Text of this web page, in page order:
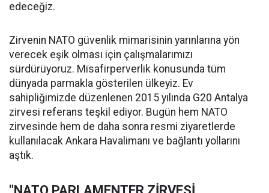
edeceğiz.
Zirvenin NATO güvenlik mimarisinin yarınlarına yön
verecek eşik olması için çalışmalarımızı
sürdürüyoruz. Misafirperverlik konusunda tüm
dünyada parmakla gösterilen ülkeyiz. Ev
sahipliğimizde düzenlenen 2015 yılında G20 Antalya
zirvesi referans teşkil ediyor. Bugün hem NATO
zirvesinde hem de daha sonra resmi ziyaretlerde
kullanılacak Ankara Havalimanı ve bağlantı yollarını
aştık.